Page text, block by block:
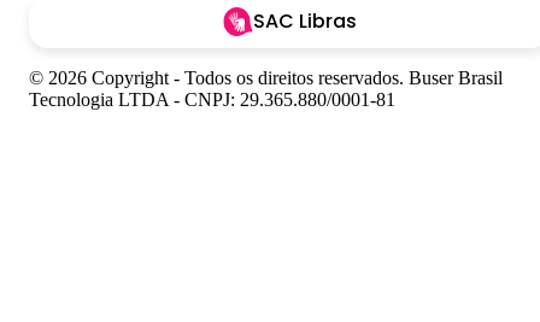
SAC Libras
© 2026 Copyright - Todos os direitos reservados. Buser Brasil
Tecnologia LTDA - CNPJ: 29.365.880/0001-81